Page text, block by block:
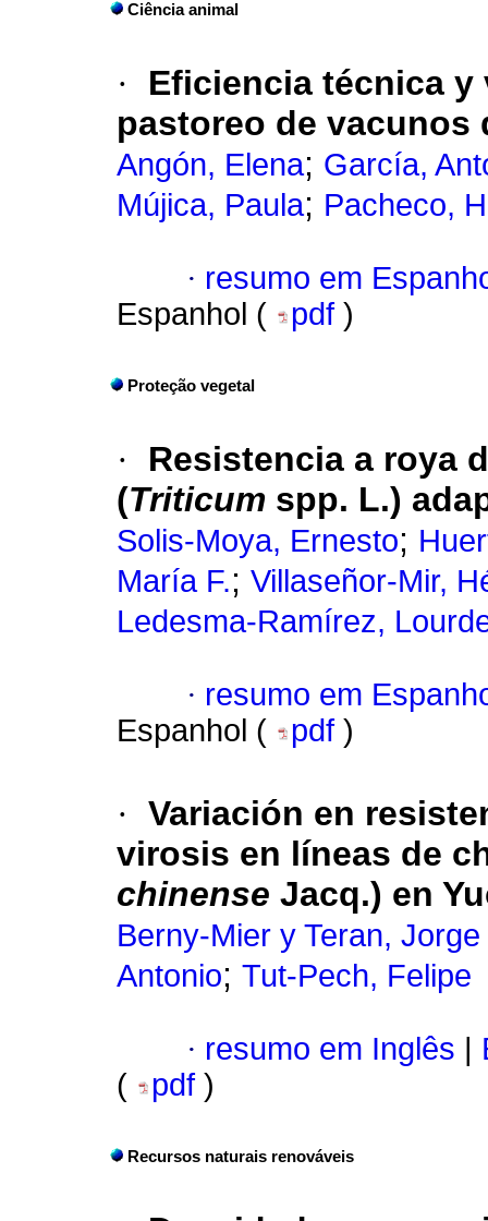
Ciência animal
·
Eficiencia técnica
pastoreo de vacunos
Angón, Elena; García,
Mújica, Paula; Pacheco,
· resumo em
Espanhol (
pdf )
Proteção vegetal
·
Resistencia a roya
(Triticum spp. L.)
Solis-Moya, Ernesto;
María F.; Villaseñor-Mir,
Ledesma-Ramírez,
· resumo em
Espanhol (
pdf )
· Variación en
virosis en líneas de
chinense Jacq.) en
Berny-Mier y Teran, Jorge
Antonio; Tut-Pech, Felipe
· resumo em Inglês
(
pdf )
Recursos naturais renováveis